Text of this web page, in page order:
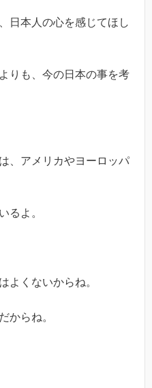
日本人の心を感じてほし
りも、今の日本の事を考
、アメリカやヨーロッパ
るよ。
よくないからね。
からね。